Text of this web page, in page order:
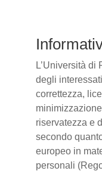
L’Università
degli
correttezza,
riservatezza e
secondo
europeo in
personali